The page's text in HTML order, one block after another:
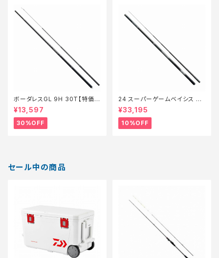
ボーダレスGL 9H 30T【特価ロ
ッド】【30】
¥13,597
30%OFF
24 スーパーゲームベイシス H
H 80-85Z 新製品2024【継続
セール_ロッド】【10】
¥33,195
10%OFF
セール中の商品